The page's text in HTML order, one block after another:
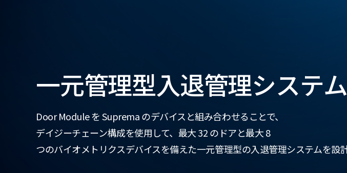
一元管理型入退管理システム
Door Module を Suprema のデバイスと組み合わせることで、
デイジーチェーン構成を使用して、最大 32 のドアと最大 8
つのバイオメトリクスデバイスを備えた一元管理型の入退管理システムを設